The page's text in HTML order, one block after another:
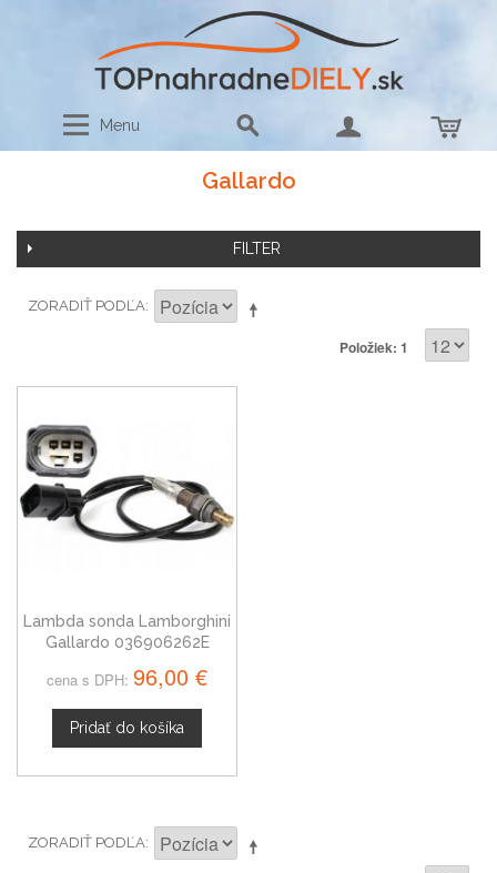
Menu
Gallardo
FILTER
ZORADIŤ PODĽA
Položiek: 1
Lambda sonda Lamborghini
Gallardo 036906262E
cena s DPH: 96,00 €
Pridať do košíka
ZORADIŤ PODĽA